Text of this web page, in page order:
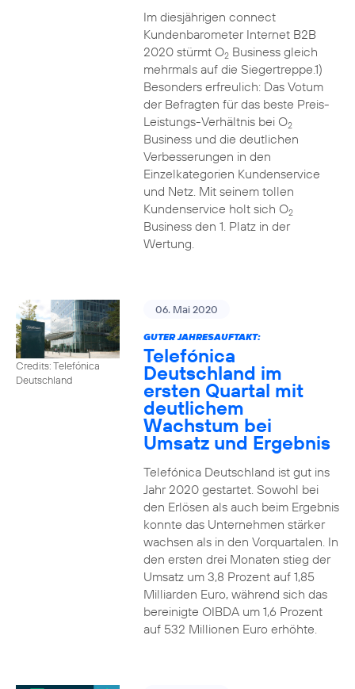
Im diesjährigen connect
Kundenbarometer Internet B2B
2020 stürmt O2Business gleich
mehrmals auf die Siegertreppe.1)
Besonders erfreulich: Das Votum
der Befragten für das beste Preis-
Leistungs-Verhältnis bei O2
Business und die deutlichen
Verbesserungen in den
Einzelkategorien Kundenservice
und Netz. Mit seinem tollen
Kundenservice holt sich O2
Business den 1. Platz in der
Wertung.
Credits: Telefónica
Deutschland
06. Mai 2020
GUTER JAHRESAUFTAKT:
Telefónica
Deutschland im
ersten Quartal mit
deutlichem
Wachstum bei
Umsatz und Ergebnis
Telefónica Deutschland ist gut ins
Jahr 2020 gestartet. Sowohl bei
den Erlösen als auch beim Ergebnis
konnte das Unternehmen stärker
wachsen als in den Vorquartalen. In
den ersten drei Monaten stieg der
Umsatz um 3,8 Prozent auf 1,85
Milliarden Euro, während sich das
bereinigte OIBDA um 1,6 Prozent
auf 532 Millionen Euro erhöhte.